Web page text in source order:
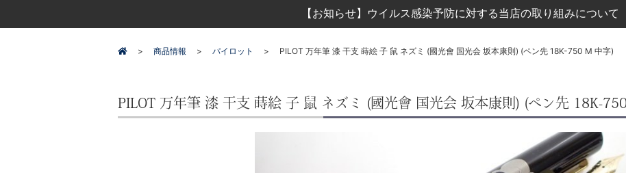
【お知らせ】ウイルス感染予防に対する当店の取り組みについて
商品情報 パイロット PILOT 万年筆 漆 干支 蒔絵 子 鼠 ネズミ (國光會 国光会 坂本康則) (ペン先 18K-750 M 中字)
PILOT 万年筆 漆 干支 蒔絵 子 鼠 ネズミ (國光會 国光会 坂本康則) (ペン先 18K-